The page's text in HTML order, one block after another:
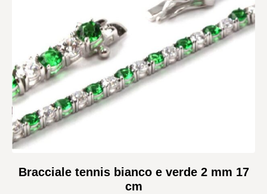
Bracciale tennis bianco e verde 2 mm 17
cm